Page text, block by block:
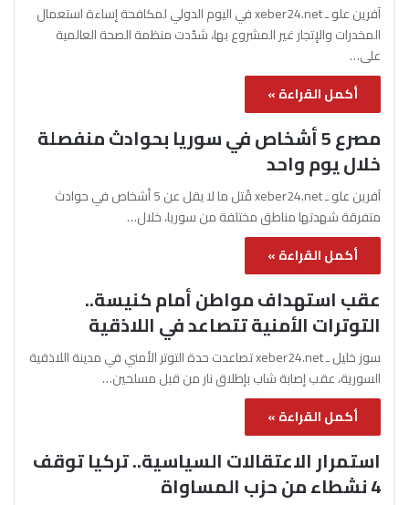
آفرين علو ـ xeber24.net في اليوم الدولي لمكافحة إساءة استعمال
المخدرات والإتجار غير المشروع بها، شدّدت منظمة الصحة العالمية
على…
أكمل القراءة »
مصرع 5 أشخاص في سوريا بحوادث منفصلة
خلال يوم واحد
آفرين علو ـ xeber24.net قُتل ما لا يقل عن 5 أشخاص في حوادث
متفرقة شهدتها مناطق مختلفة من سوريا، خلال…
أكمل القراءة »
عقب استهداف مواطن أمام كنيسة..
التوترات الأمنية تتصاعد في اللاذقية
سوز خليل ـ xeber24.net تصاعدت حدة التوتر الأمني في مدينة اللاذقية
السورية، عقب إصابة شاب بإطلاق نار من قبل مسلحين…
أكمل القراءة »
استمرار الاعتقالات السياسية.. تركيا توقف
4 نشطاء من حزب المساواة